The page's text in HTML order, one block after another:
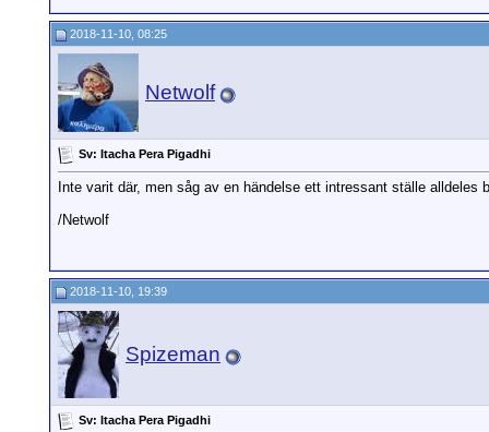
2018-11-10, 08:25
Netwolf
Sv: Itacha Pera Pigadhi
Inte varit där, men såg av en händelse ett intressant ställe alldeles
/Netwolf
2018-11-10, 19:39
Spizeman
Sv: Itacha Pera Pigadhi